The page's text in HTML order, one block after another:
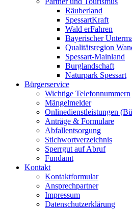
Räuberland
SpessartKraft
Wald erFahren
Bayerischer
Qualitätsregion
Spessart-Mainland
Burglandschaft
Naturpark Spessart
Bürgerservice
Wichtige Telefonnummern
Mängelmelder
Onlinedienstleistungen
Anträge & Formulare
Abfallentsorgung
Stichwortverzeichnis
Sperrgut auf Abruf
Fundamt
Kontakt
Kontaktformular
Ansprechpartner
Impressum
Datenschutzerklärung